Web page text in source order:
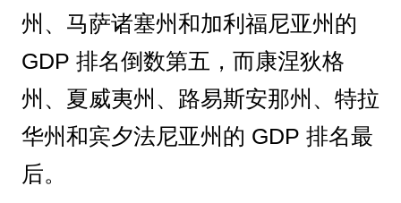
州、马萨诸塞州和加利福尼亚州的
GDP 排名倒数第五，而康涅狄格
州、夏威夷州、路易斯安那州、特拉
华州和宾夕法尼亚州的 GDP 排名最
后。